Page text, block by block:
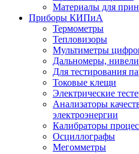
Материалы для
Приборы КИПиА
Термометры
Тепловизоры
Мультиметры
Дальномеры,
Для тестирования
Токовые клещи
Электрические
Анализаторы
электроэнергии
Калибраторы
Осциллографы
Мегомметры